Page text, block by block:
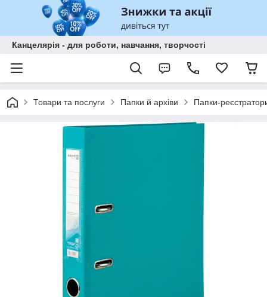
Канцелярія - для роботи, навчання, творчості
Товари та послуги Папки й архіви Папки-